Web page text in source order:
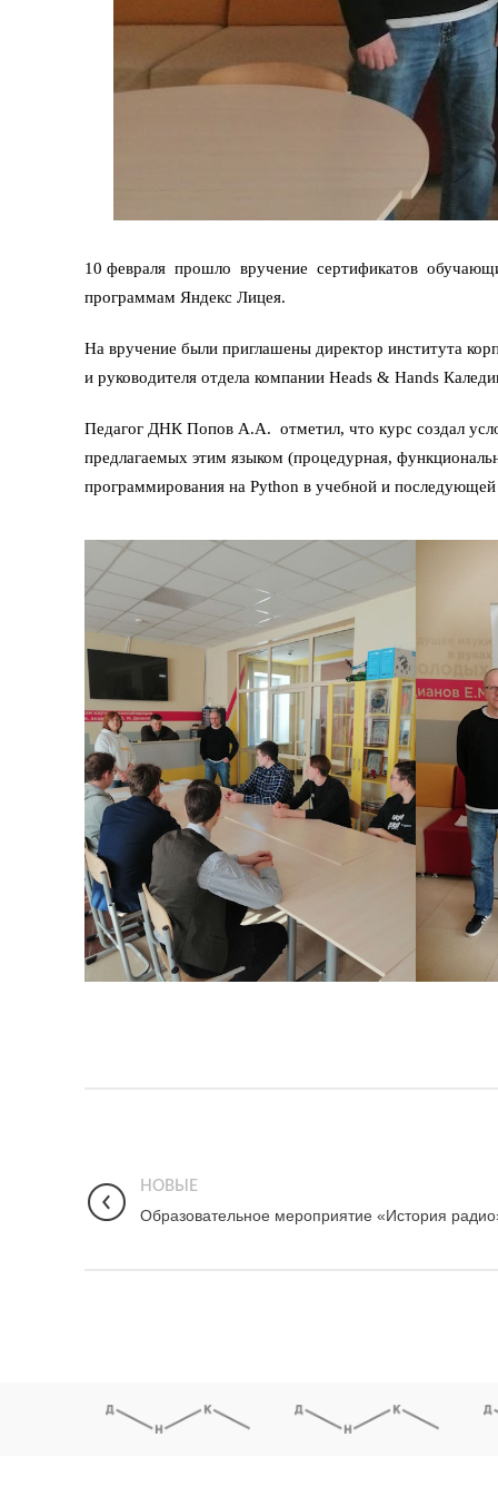
10 февраля прошло вручение сертификатов
программам Яндекс Лицея.
На вручение были приглашены директор института
и руководителя отдела компании Heads & Hands
Педагог ДНК Попов А.А. отметил, что курс создал
предлагаемых этим языком (процедурная,
программирования на Python в учебной и
НОВЫЕ
Образовательное мероприятие «История